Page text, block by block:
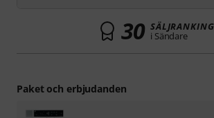
30 SÄLJRANKING
i Sändare
Paket och erbjudanden